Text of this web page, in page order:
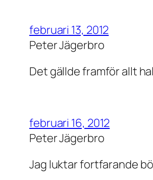
februari 13, 2012
Peter Jägerbro
Det gällde framför allt
februari 16, 2012
Peter Jägerbro
Jag luktar fortfarande